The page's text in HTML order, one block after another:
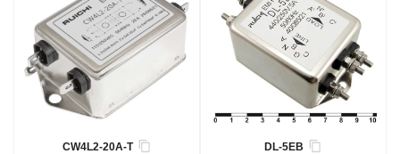
CW4L2-20A-T DL-5EB